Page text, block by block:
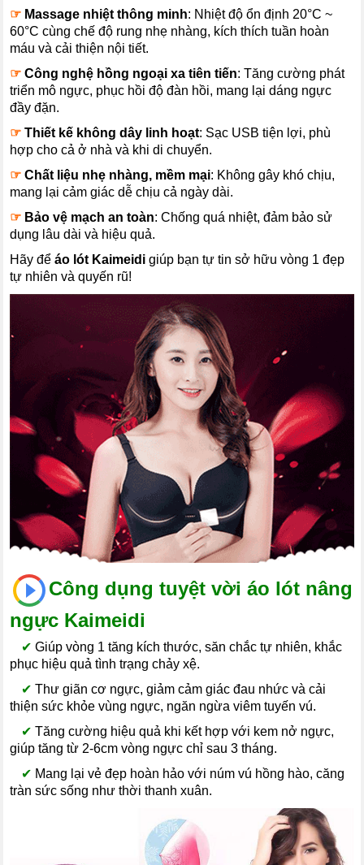
☞ Massage nhiệt thông minh: Nhiệt độ ổn định 20°C ~
60°C cùng chế độ rung nhẹ nhàng, kích thích tuần hoàn
máu và cải thiện nội tiết.
☞Công nghệ hồng ngoại xa tiên tiến: Tăng cường phát
triển mô ngực, phục hồi độ đàn hồi, mang lại dáng ngực
đầy đặn.
☞Thiết kế không dây linh hoạt: Sạc USB tiện lợi, phù
hợp cho cả ở nhà và khi di chuyển.
☞Chất liệu nhẹ nhàng, mềm mại: Không gây khó chịu,
mang lại cảm giác dễ chịu cả ngày dài.
☞ Bảo vệ mạch an toàn: Chống quá nhiệt, đảm bảo sử
dụng lâu dài và hiệu quả.
Hãy đểáo lót Kaimeidi giúp bạn tự tin sở hữu vòng 1 đẹp
tự nhiên và quyến rũ!
Công dụng tuyệt vời áo lót nâng
ngực Kaimeidi
✔Giúp vòng 1 tăng kích thước, săn chắc tự nhiên, khắc
phục hiệu quả tình trạng chảy xệ.
✔Thư giãn cơ ngực, giảm cảm giác đau nhức và cải
thiện sức khỏe vùng ngực, ngăn ngừa viêm tuyến vú.
✔Tăng cường hiệu quả khi kết hợp với kem nở ngực,
giúp tăng từ 2-6cm vòng ngực chỉ sau 3 tháng.
✔ Mang lại vẻ đẹp hoàn hảo với núm vú hồng hào, căng
tràn sức sống như thời thanh xuân.